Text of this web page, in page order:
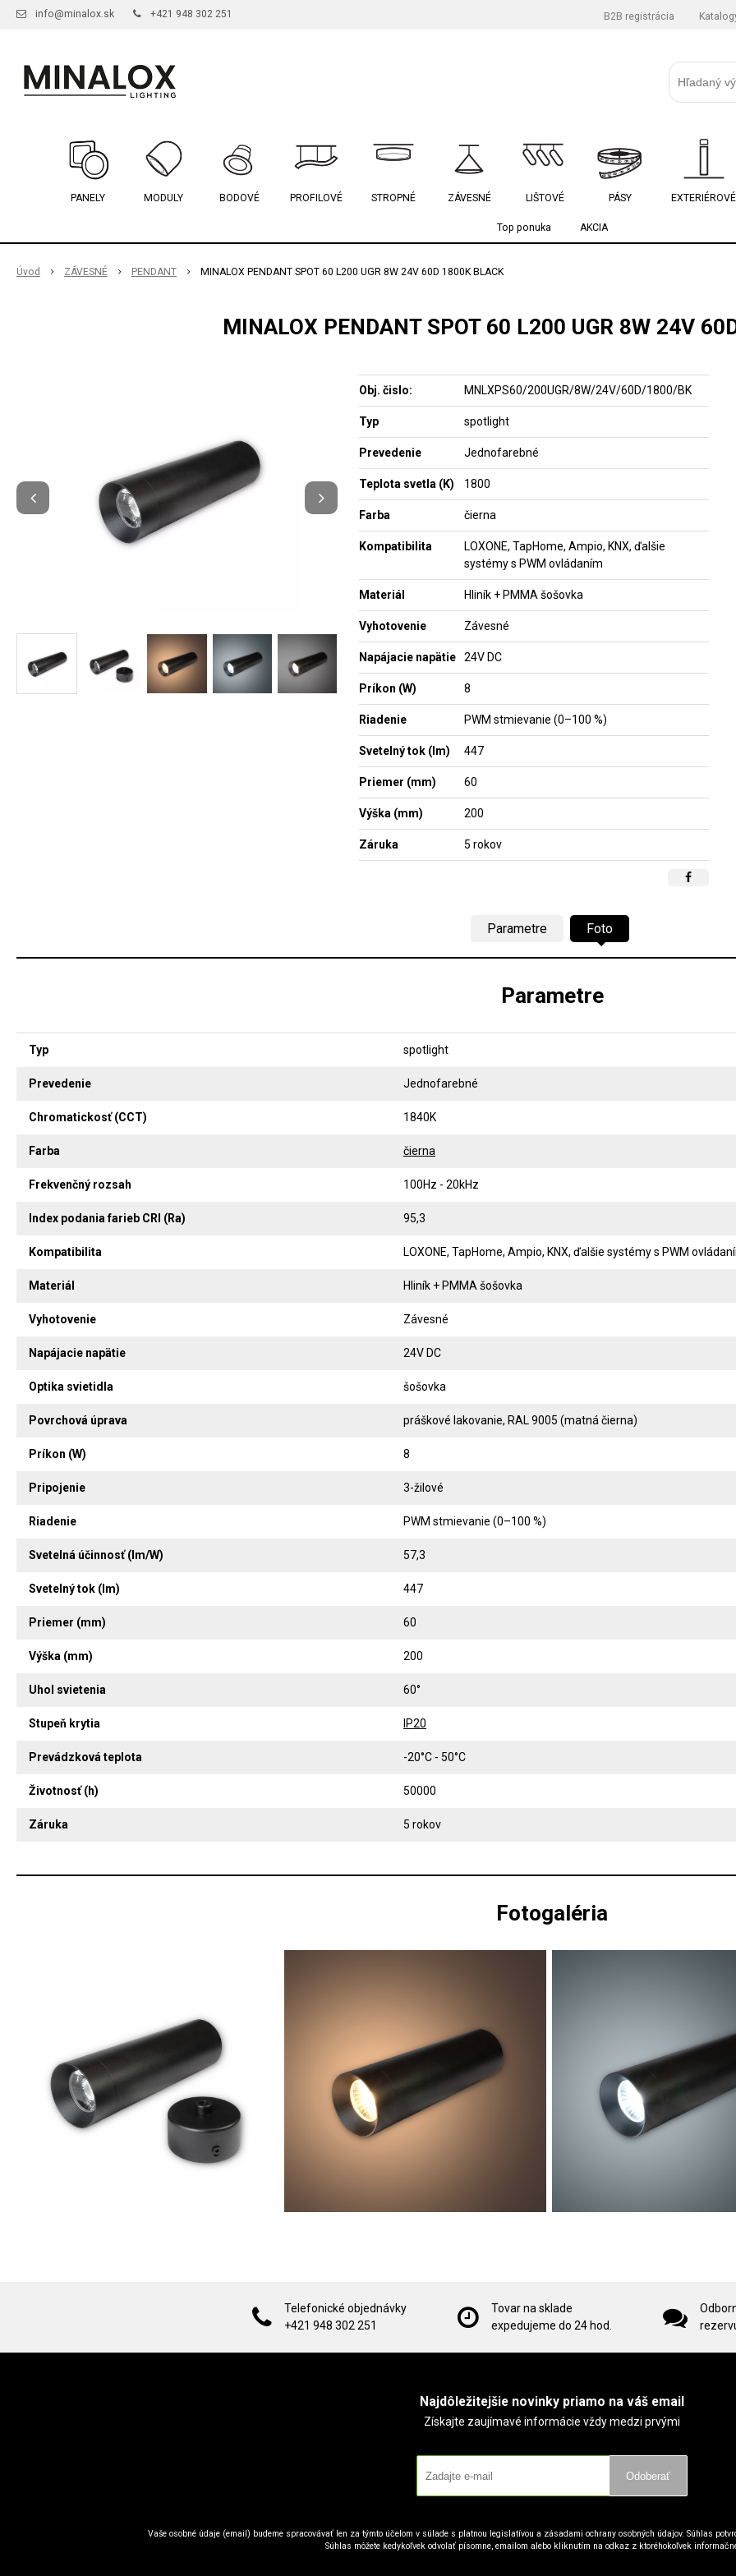
info@minalox.sk +421 948 302 251 B2B registrácia
PANELY MODULY BODOVÉ PROFILOVÉ STROPNÉ ZÁVESNÉ LIŠTOVÉ PÁSY EXTERIÉROVÉ
Top ponuka AKCIA
Úvod ZÁVESNÉ PENDANT MINALOX PENDANT SPOT 60 L200 UGR 8W 24V 60D 1800K BLACK
MINALOX PENDANT SPOT 60 L200 UGR 8W 24V
Obj. čislo: MNLXPS60/200UGR/8W/24V/60D/1800/BK
Typ spotlight
Prevedenie Jednofarebné
Teplota svetla (K) 1800
Farba čierna
Kompatibilita
LOXONE, TapHome, Ampio, KNX, ďalšie
systémy s PWM ovládaním
Materiál Hliník + PMMA šošovka
Vyhotovenie Závesné
Napájacie napätie 24V DC
Príkon (W) 8
Riadenie PWM stmievanie (0–100 %)
Svetelný tok (lm) 447
Priemer (mm) 60
Výška (mm) 200
Záruka 5 rokov
Parametre Foto
Parametre
Typ spotlight
Prevedenie Jednofarebné
Chromatickosť (CCT) 1840K
Farba čierna
Frekvenčný rozsah 100Hz - 20kHz
Index podania farieb CRI (Ra) 95,3
Kompatibilita LOXONE, TapHome, Ampio, KNX, ďalšie systémy s PWM
Materiál Hliník + PMMA šošovka
Vyhotovenie Závesné
Napájacie napätie 24V DC
Optika svietidla šošovka
Povrchová úprava práškové lakovanie, RAL 9005 (matná čierna)
Príkon (W) 8
Pripojenie 3-žilové
Riadenie PWM stmievanie (0–100 %)
Svetelná účinnosť (lm/W) 57,3
Svetelný tok (lm) 447
Priemer (mm) 60
Výška (mm) 200
Uhol svietenia 60°
Stupeň krytia IP20
Prevádzková teplota -20°C - 50°C
Životnosť (h) 50000
Záruka 5 rokov
Fotogaléria
Telefonické objednávky
+421 948 302 251
Tovar na sklade
expedujeme do 24 hod.
Najdôležitejšie novinky priamo na váš email
Získajte zaujímavé informácie vždy medzi prvými
Odoberať
Vaše osobné údaje (email) budeme spracovávať len za týmto účelom v súlade s platnou legislatívou a zásadami ochrany osobných údajov. Súhlas
Súhlas môžete kedykoľvek odvolať písomne, emailom alebo kliknutím na odkaz z ktoréhokoľvek